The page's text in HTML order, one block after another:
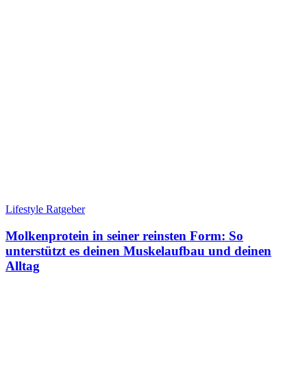
Lifestyle Ratgeber
Molkenprotein in seiner reinsten Form: So
unterstützt es deinen Muskelaufbau und deinen
Alltag